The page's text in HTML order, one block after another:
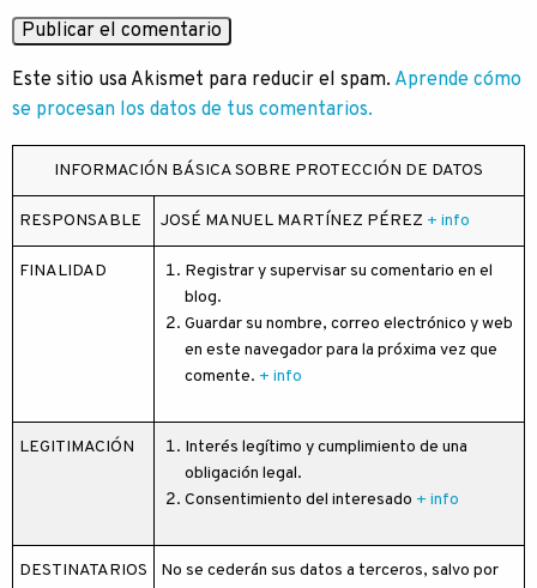
Este sitio usa Akismet para reducir el spam. Aprende cómo
se procesan los datos de tus comentarios.
INFORMACIÓN BÁSICA SOBRE PROTECCIÓN DE DATOS
RESPONSABLE JOSÉ MANUEL MARTÍNEZ PÉREZ + info
FINALIDAD
Registrar y supervisar su comentario en el
blog.
Guardar su nombre, correo electrónico y web
en este navegador para la próxima vez que
comente. + info
LEGITIMACIÓN
Interés legítimo y cumplimiento de una
obligación legal.
Consentimiento del interesado + info
DESTINATARIOS
No se cederán sus datos a terceros, salvo por